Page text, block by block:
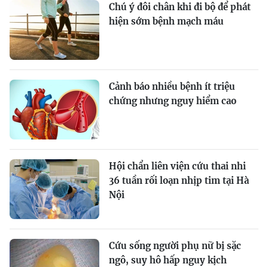
Chú ý đôi chân khi đi bộ để phát
hiện sớm bệnh mạch máu
Cảnh báo nhiều bệnh ít triệu
chứng nhưng nguy hiểm cao
Hội chẩn liên viện cứu thai nhi
36 tuần rối loạn nhịp tim tại Hà
Nội
Cứu sống người phụ nữ bị sặc
ngô, suy hô hấp nguy kịch